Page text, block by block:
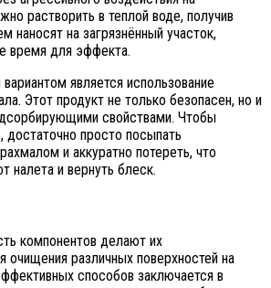
растворить в теплой воде, получив
наносят на загрязнённый участок,
время для эффекта.
является использование
Этот продукт не только безопасен, но и
свойствами. Чтобы
достаточно просто посыпать
и аккуратно потереть, что
налета и вернуть блеск.
компонентов делают их
очищения различных поверхностей на
способов заключается в